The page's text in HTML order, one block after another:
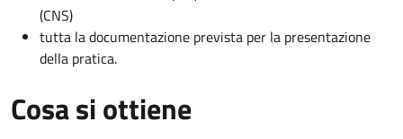
(CNS)
tutta la documentazione prevista per la presentazione
della pratica.
Cosa si ottiene